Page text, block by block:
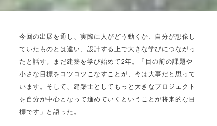
今回の出展を通し、実際に人がどう動くか、自分が想像し
ていたものとは違い、設計する上で大きな学びにつながっ
たと話す。まだ建築を学び始めて2年。「目の前の課題や
小さな目標をコツコツこなすことが、今は大事だと思って
います。そして、建築士としてもっと大きなプロジェクト
を自分が中心となって進めていくということが将来的な目
標です」と語った。